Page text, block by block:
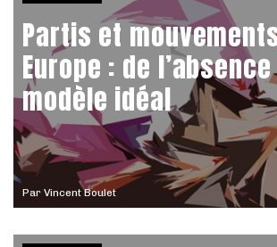
Par Vincent Boulet
Partis et
Europe : de l’absence
modèle idéal